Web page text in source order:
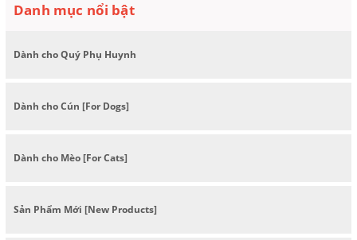
Danh mục nổi bật
Dành cho Quý Phụ Huynh
Dành cho Cún [For Dogs]
Dành cho Mèo [For Cats]
Sản Phẩm Mới [New Products]